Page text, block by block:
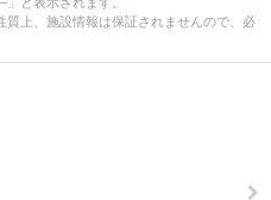
上、施設情報は保証されませんので、必